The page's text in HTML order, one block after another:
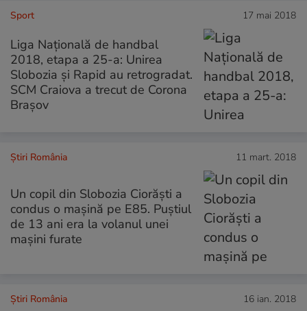
Sport 17 mai 2018
Liga Națională de handbal
2018, etapa a 25-a: Unirea
Slobozia și Rapid au retrogradat.
SCM Craiova a trecut de Corona
Brașov
Știri România 11 mart. 2018
Un copil din Slobozia Ciorăști a
condus o mașină pe E85. Puștiul
de 13 ani era la volanul unei
mașini furate
Știri România 16 ian. 2018